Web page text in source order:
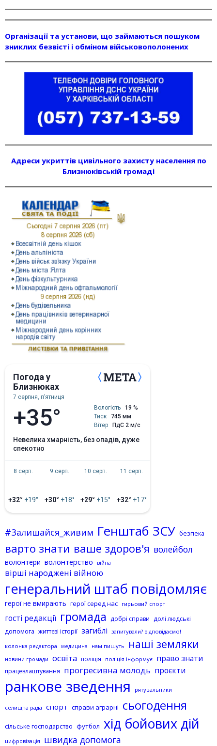
Організації та установи, що займаються пошуком
зниклих безвісті і обміном військовополонених
Адреси укриттів цивільного захисту населення по
Близнюківській громаді
Погода у
Близнюках
7 серпня, пʼятниця
+35° Вологість
19 %
Тиск
745 мм
Вітер
ПдС 2 м/с
невелика хмарність, без опадів, дуже
спекотно
8 серп.
+32° +19°
9 серп.
+30° +18°
10 серп.
+29° +15°
11 серп.
+32° +17°
#Залишайся_живим Генштаб ЗСУ безпека
варто знати ваше здоров'я волейбол
волонтери волонтерство війна
вірші народжені війною
генеральний штаб повідомляє
герої не вмирають герої серед нас гирьовий спорт
гості редакції громада добрі справи долі людські
допомога життєві історії загиблі запитували? відповідаємо!
колонка редактора
медицина нам пишуть наші земляки
новини громади освіта поліція поліція інформує право знати
працевлаштування прогресивна молодь проєкти
ранкове зведення рятувальники
селищна рада спорт справи аграрні сьогодення
сільське господарство футбол хід бойових дій
цифровізація швидка допомога